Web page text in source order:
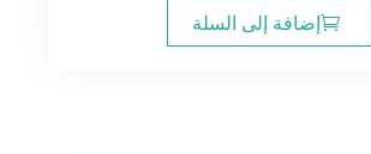
إضافة إلى السلة